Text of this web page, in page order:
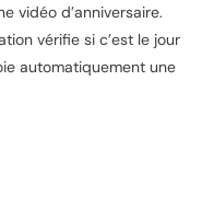
vidéo d’anniversaire.
vérifie si c’est le jour
automatiquement une